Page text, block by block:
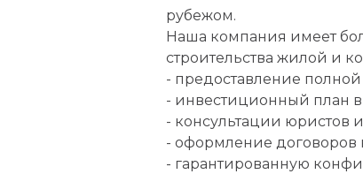
рубежом.
Наша компания имеет
строительства жилой и
- предоставление
- инвестиционный план
- консультации юристов
- оформление договоров
- гарантированную